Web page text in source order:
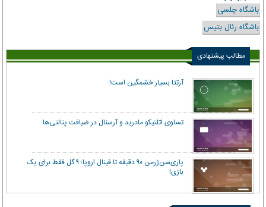
باشگاه چلسی
باشگاه رئال بتیس
مطالب پیشنهادی
آرتتا بسیار خشمگین است!
تساوی اتلتیکو مادرید و آرسنال در ضیافت پنالتی‌ها
پاری‌سن‌ژرمن ۹۰ دقیقه تا فینال اروپا؛ ۹ گل فقط برای یک
بازی!